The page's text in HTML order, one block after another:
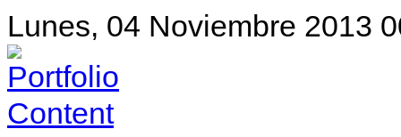
Lunes, 04 Noviembre 2013